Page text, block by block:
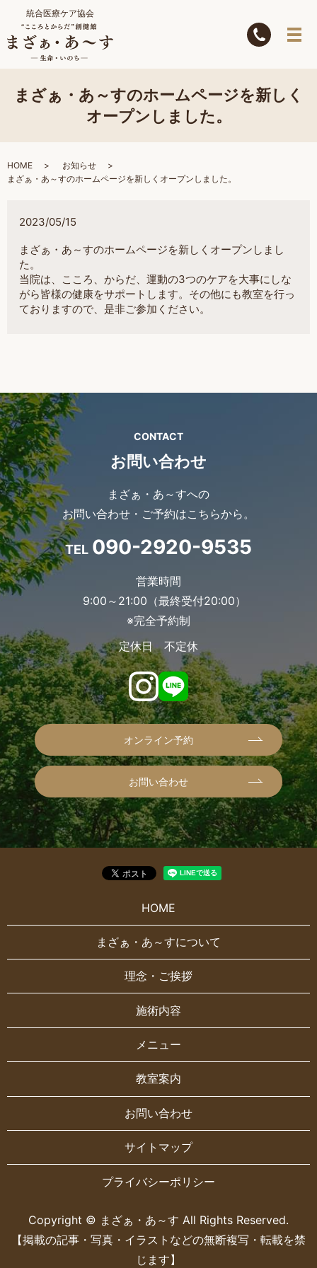
統合医療ケア協会
まざぁ・あ～すのホームページを新しく
オープンしました。
HOME
お知らせ
まざぁ・あ～すのホームページを新しくオープンしました。
2023/05/15
まざぁ・あ～すのホームページを新しくオープンしまし
た。
当院は、こころ、からだ、運動の3つのケアを大事にしな
がら皆様の健康をサポートします。その他にも教室を行っ
ておりますので、是非ご参加ください。
CONTACT
お問い合わせ
まざぁ・あ～すへの
お問い合わせ・ご予約はこちらから。
TEL 090-2920-9535
営業時間
9:00～21:00（最終受付20:00）
※完全予約制
定休日 不定休
オンライン予約
お問い合わせ
HOME
まざぁ・あ～すについて
理念・ご挨拶
施術内容
メニュー
教室案内
お問い合わせ
サイトマップ
プライバシーポリシー
Copyright © まざぁ・あ～す All Rights Reserved.
【掲載の記事・写真・イラストなどの無断複写・転載を禁
じます】